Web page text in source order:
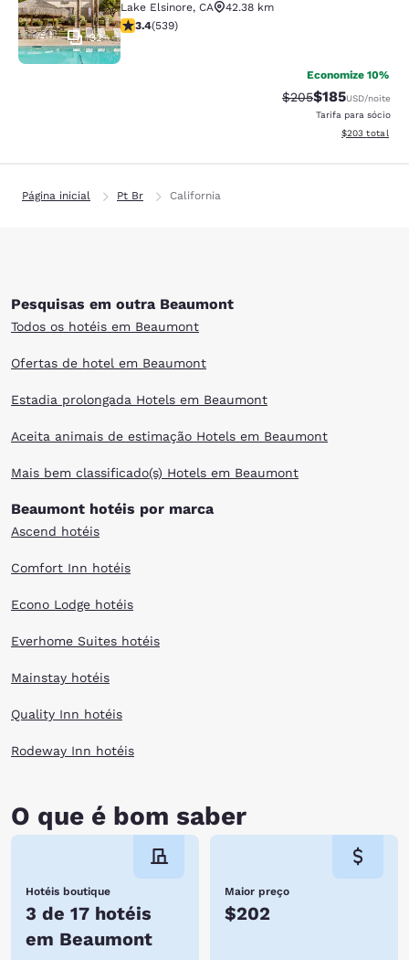
32
Lake Elsinore, CA
42.38 km
classificação 3.35 estrelas. Bom. 539 avaliações
3.4(539)
Economize 10%
Tarifa anterior
$205Tarifa com
$185USD/noite
Tarifa para sócio
Exibir
$203 total
Página inicial Pt Br California
Pesquisas em outra Beaumont
Todos os hotéis em Beaumont
Ofertas de hotel em Beaumont
Estadia prolongada Hotels em Beaumont
Aceita animais de estimação Hotels em Beaumont
Mais bem classificado(s) Hotels em Beaumont
Beaumont hotéis por marca
Ascend hotéis
Comfort Inn hotéis
Econo Lodge hotéis
Everhome Suites hotéis
Mainstay hotéis
Quality Inn hotéis
Rodeway Inn hotéis
O que é bom saber
Hotéis boutique
3 de 17 hotéis
em Beaumont
Maior preço
$202